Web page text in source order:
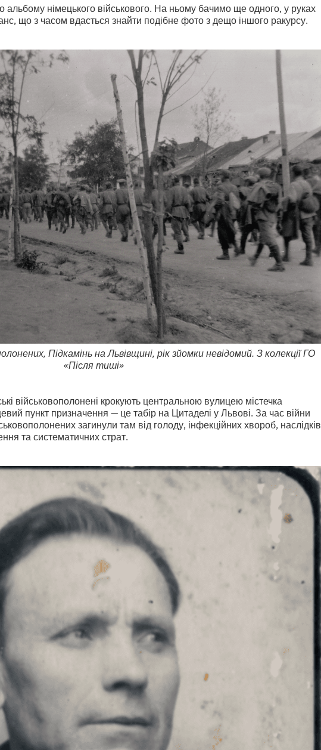
альбому німецького військового. На ньому бачимо ще одного, у руках
що з часом вдасться знайти подібне фото з дещо іншого ракурсу.
Підкамінь на Львівщині, рік зйомки невідомий. З колекції ГО
«Після тиші»
військовополонені крокують центральною вулицею містечка
пункт призначення — це табір на Цитаделі у Львові. За час війни
загинули там від голоду, інфекційних хвороб, наслідків
та систематичних страт.